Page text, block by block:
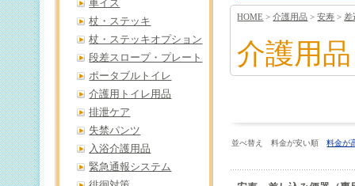
HOME >介護用品 >安寿 > 差
介護用品
並べ替え 料金が安い順料金が
車イス
杖・ステッキ
杖・ステッキオプション
段差スロープ・プレート
ポータブルトイレ
介護用トイレ用品
排泄ケア
失禁パンツ
入浴介護用品
緊急通報システム